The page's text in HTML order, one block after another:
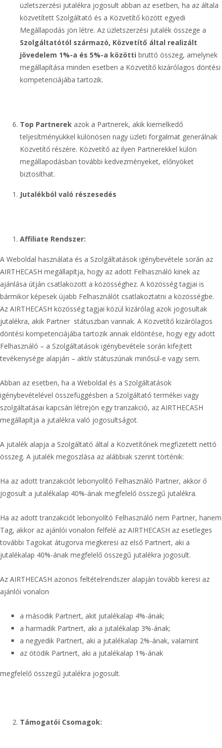
üzletszerzési jutalékra jogosult abban az esetben, ha az általa
közvetített Szolgáltató és a Közvetítő között egyedi
Megállapodás jön létre. Az üzletszerzési jutalék összege a
Szolgáltatótól származó, Közvetítő által realizált
jövedelem 1%-a és 5%-a közötti bruttó összeg, amelynek
megállapítása minden esetben a Közvetítő kizárólagos döntési
kompetenciájába tartozik.
Top Partnerek azok a Partnerek, akik kiemelkedő
teljesítményükkel különösen nagy üzleti forgalmat generálnak
Közvetítő részére. Közvetítő az ilyen Partnerekkel külön
megállapodásban további kedvezményeket, előnyöket
biztosíthat.
Jutalékból való részesedés
Affiliate Rendszer:
A Weboldal használata és a Szolgáltatások igénybevétele során az
AIRTHECASH megállapítja, hogy az adott Felhasználó kinek az
ajánlása útján csatlakozott a közösséghez. A közösség tagjai is
bármikor képesek újabb Felhasználót csatlakoztatni a közösségbe.
Az AIRTHECASH közösség tagjai közül kizárólag azok jogosultak
jutalékra, akik Partner státuszban vannak. A Közvetítő kizárólagos
döntési kompetenciájába tartozik annak eldöntése, hogy egy adott
Felhasználó – a Szolgáltatások igénybevétele során kifejtett
tevékenysége alapján – aktív státuszúnak minősül-e vagy sem.
Abban az esetben, ha a Weboldal és a Szolgáltatások
igénybevételével összefüggésben a Szolgáltató termékei vagy
szolgáltatásai kapcsán létrejön egy tranzakció, az AIRTHECASH
megállapítja a jutalékra való jogosultságot.
A jutalék alapja a Szolgáltató által a Közvetítőnek megfizetett nettó
összeg. A jutalék megoszlása az alábbiak szerint történik:
Ha az adott tranzakciót lebonyolító Felhasználó Partner, akkor ő
jogosult a jutalékalap 40%-ának megfelelő összegű jutalékra.
Ha az adott tranzakciót lebonyolító Felhasználó nem Partner, hanem
Tag, akkor az ajánlói vonalon felfelé az AIRTHECASH az esetleges
további Tagokat átugorva megkeresi az első Partnert, aki a
jutalékalap 40%-ának megfelelő összegű jutalékra jogosult.
Az AIRTHECASH azonos feltételrendszer alapján tovább keresi az
ajánlói vonalon
a második Partnert, akit jutalékalap 4%-ának;
a harmadik Partnert, aki a jutalékalap 3%-ának;
a negyedik Partnert, aki a jutalékalap 2%-ának, valamint
az ötödik Partnert, aki a jutalékalap 1%-ának
megfelelő összegű jutalékra jogosult.
Támogatói Csomagok: